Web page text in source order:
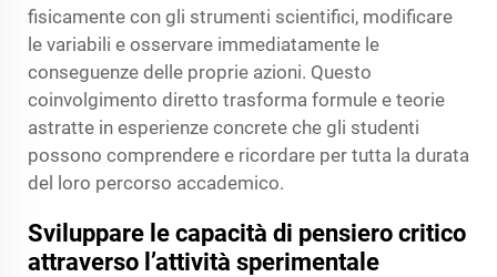
fisicamente con gli strumenti scientifici, modificare
le variabili e osservare immediatamente le
conseguenze delle proprie azioni. Questo
coinvolgimento diretto trasforma formule e teorie
astratte in esperienze concrete che gli studenti
possono comprendere e ricordare per tutta la durata
del loro percorso accademico.
Sviluppare le capacità di pensiero critico
attraverso l’attività sperimentale